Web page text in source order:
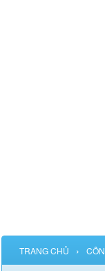
TRANG CHỦ ›